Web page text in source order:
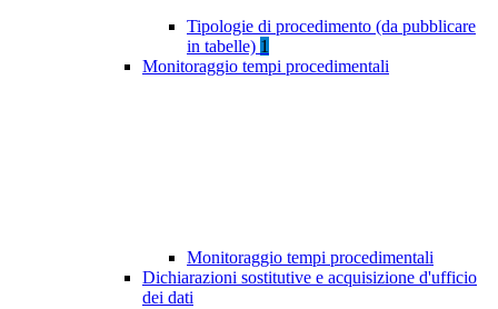
Tipologie di procedimento (da pubblicare
in tabelle) 1
Monitoraggio tempi procedimentali
Monitoraggio tempi procedimentali
Dichiarazioni sostitutive e acquisizione d'ufficio
dei dati